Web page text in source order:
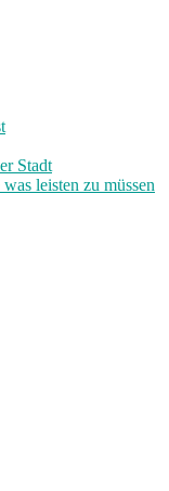
Stadt
leisten zu müssen